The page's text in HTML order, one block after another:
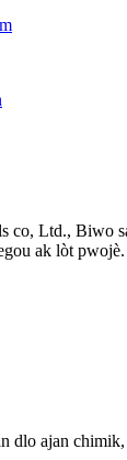
co, Ltd., Biwo
ak lòt
dlo ajan